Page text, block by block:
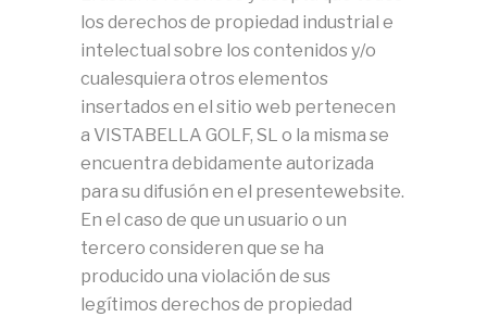
los derechos de propiedad industrial e
intelectual sobre los contenidos y/o
cualesquiera otros elementos
insertados en el sitio web pertenecen
a VISTABELLA GOLF, SL o la misma se
encuentra debidamente autorizada
para su difusión en el presentewebsite.
En el caso de que un usuario o un
tercero consideren que se ha
producido una violación de sus
legítimos derechos de propiedad